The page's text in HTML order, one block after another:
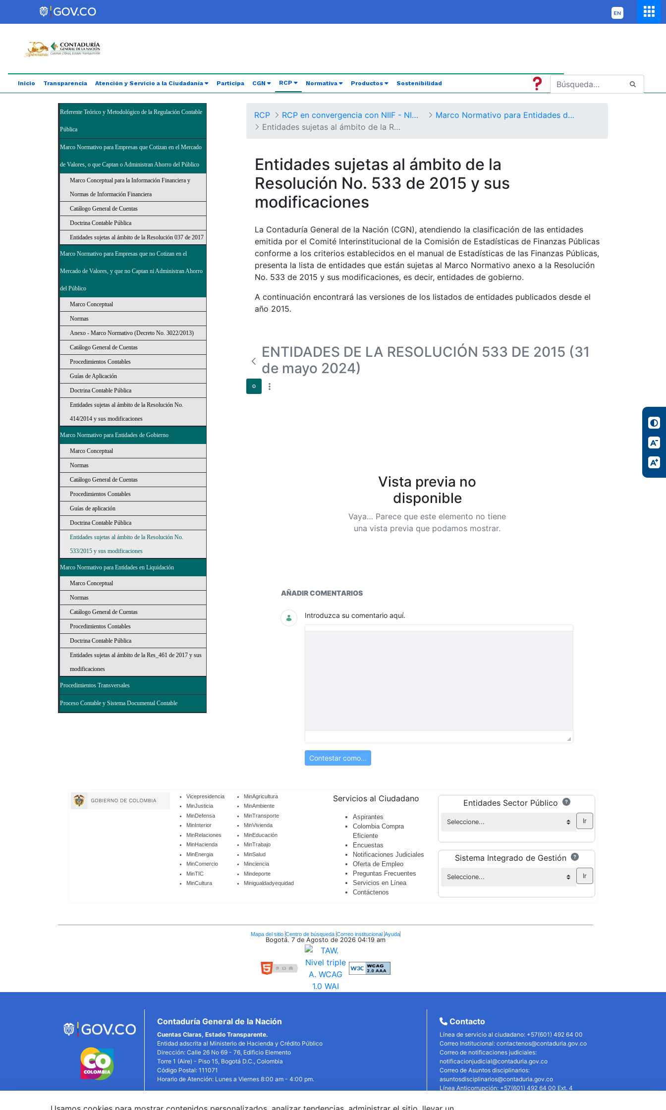
Saltar al contenido principal
Abrir menú de accesibilidad
Inicio Transparencia Atención y Servicio a la Ciudadanía Participa CGN RCP (current)
Normativa Productos Sostenibilidad
Referente Teórico y Metodológico de la Regulación Contable
Pública
Marco Normativo para Empresas que Cotizan en el Mercado
de Valores, o que Captan o Administran Ahorro del Público
Marco Conceptual para la Información Financiera y
Normas de Información Financiera
Catálogo General de Cuentas
Doctrina Contable Pública
Entidades sujetas al ámbito de la Resolución 037 de 2017
Marco Normativo para Empresas que no Cotizan en el
Mercado de Valores, y que no Captan ni Administran Ahorro
del Público
Marco Conceptual
Normas
Anexo - Marco Normativo (Decreto No. 3022/2013)
Catálogo General de Cuentas
Procedimientos Contables
Guías de Aplicación
Doctrina Contable Pública
Entidades sujetas al ámbito de la Resolución No.
414/2014 y sus modificaciones
Marco Normativo para Entidades de Gobierno
Marco Conceptual
Normas
Catálogo General de Cuentas
Procedimientos Contables
Guías de aplicación
Doctrina Contable Pública
Entidades sujetas al ámbito de la Resolución No.
533/2015 y sus modificaciones
Marco Normativo para Entidades en Liquidación
Marco Conceptual
Normas
Catálogo General de Cuentas
Procedimientos Contables
Doctrina Contable Pública
Entidades sujetas al ámbito de la Res_461 de 2017 y sus
modificaciones
Procedimientos Transversales
Proceso Contable y Sistema Documental Contable
RCP RCP en convergencia con NIIF - NICSP
Marco Normativo para Entidades de Gobierno
Entidades sujetas al ámbito de la Resolución No. 533/2015 y sus modificaciones
Entidades sujetas al ámbito de la
Resolución No. 533 de 2015 y sus
modificaciones
La Contaduría General de la Nación (CGN), atendiendo la clasificación de las entidades
emitida por el Comité Interinstitucional de la Comisión de Estadísticas de Finanzas Públicas
conforme a los criterios establecidos en el manual de Estadísticas de las Finanzas Públicas,
presenta la lista de entidades que están sujetas al Marco Normativo anexo a la Resolución
No. 533 de 2015 y sus modificaciones, es decir, entidades de gobierno.
A continuación encontrará las versiones de los listados de entidades publicados desde el
año 2015.
ENTIDADES DE LA RESOLUCIÓN 533 DE 2015 (31
de mayo 2024)
Vista previa no
disponible
Vaya… Parece que este elemento no tiene
una vista previa que podamos mostrar.
Documentos y multimedia
AÑADIR COMENTARIOS
Introduzca su comentario aquí.
Contestar como...
Vicepresidencia
MinJusticia
MinDefensa
MinInterior
MinRelaciones
MinHacienda
MinEnergia
MinComercio
MinTIC
MinCultura
MinAgricultura
MinAmbiente
MinTransporte
MinVivienda
MinEducación
MinTrabajo
MinSalud
Minciencia
Mindeporte
Minigualdadyequidad
Servicios al Ciudadano
Aspirantes
Colombia Compra
Eficiente
Encuestas
Notificaciones Judiciales
Oferta de Empleo
Preguntas Frecuentes
Servicios en Línea
Contáctenos
Entidades Sector Público
Sistema Integrado de Gestión
Mapa del sitio Centro de búsqueda Correo institucional Ayuda
Bogotá. 7 de Agosto de 2026 04:19 am
Contaduría General de la Nación
Cuentas Claras, Estado Transparente.
Entidad adscrita al Ministerio de Hacienda y Crédito Público
Dirección: Calle 26 No 69 - 76, Edificio Elemento
Torre 1 (Aire) - Piso 15, Bogotá D.C., Colombia
Código Postal: 111071
Horario de Atención: Lunes a Viernes 8:00 am - 4:00 pm.
Contacto
Línea de servicio al ciudadano: +57(601) 492 64 00
Correo Institucional: contactenos@contaduria.gov.co
Correo de notificaciones judiciales:
notificacionjudicial@contaduria.gov.co
Correo de Asuntos disciplinarios:
asuntosdisciplinarios@contaduria.gov.co
Línea Anticorrupción: +57(601) 492 64 00 Ext. 4
Política de derechos de autor